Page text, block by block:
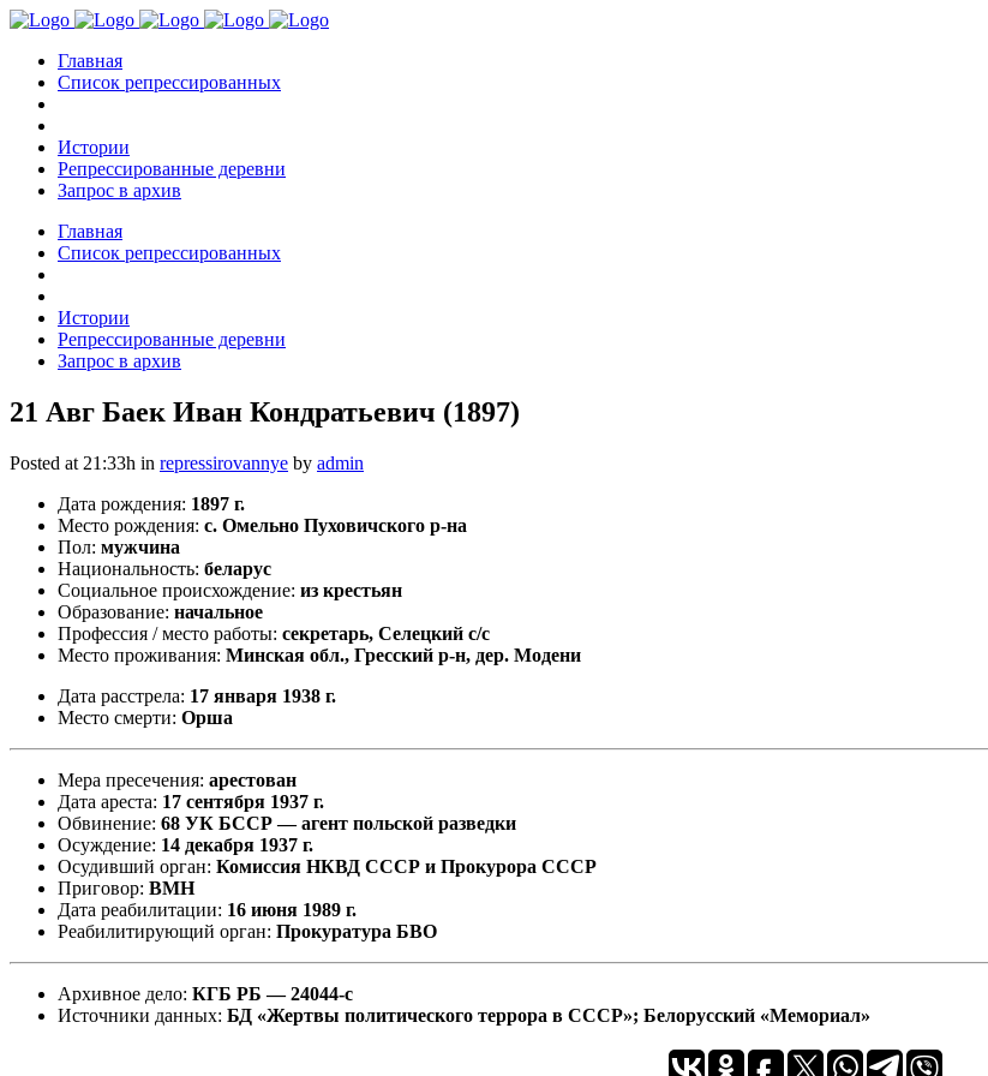
Главная
Список репрессированных
Истории
Репрессированные деревни
Запрос в архив
Главная
Список репрессированных
Истории
Репрессированные деревни
Запрос в архив
21 Авг Баек Иван Кондратьевич (1897)
Posted at 21:33h in repressirovannye by admin
Дата рождения: 1897 г.
Место рождения: с. Омельно Пуховичского р-на
Пол: мужчина
Национальность: беларус
Социальное происхождение: из крестьян
Образование: начальное
Профессия / место работы: секретарь, Селецкий с/с
Место проживания: Минская обл., Гресский р-н, дер. Модени
Дата расстрела: 17 января 1938 г.
Место смерти: Орша
Мера пресечения: арестован
Дата ареста: 17 сентября 1937 г.
Обвинение: 68 УК БССР — агент польской разведки
Осуждение: 14 декабря 1937 г.
Осудивший орган: Комиссия НКВД СССР и Прокурора СССР
Приговор: ВМН
Дата реабилитации: 16 июня 1989 г.
Реабилитирующий орган: Прокуратура БВО
Архивное дело: КГБ РБ — 24044-с
Источники данных: БД «Жертвы политического террора в СССР»; Белорусский «Мемориал»